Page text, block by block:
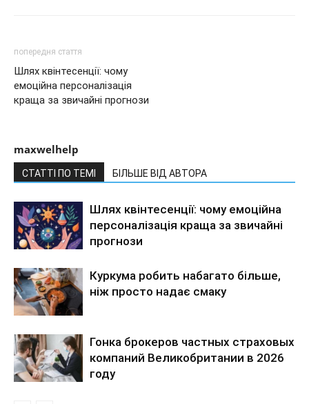
попередня стаття
Шлях квінтесенції: чому
емоційна персоналізація
краща за звичайні прогнози
maxwelhelp
СТАТТІ ПО ТЕМІ БІЛЬШЕ ВІД АВТОРА
Шлях квінтесенції: чому емоційна
персоналізація краща за звичайні
прогнози
Куркума робить набагато більше,
ніж просто надає смаку
Гонка брокеров частных страховых
компаний Великобритании в 2026
году